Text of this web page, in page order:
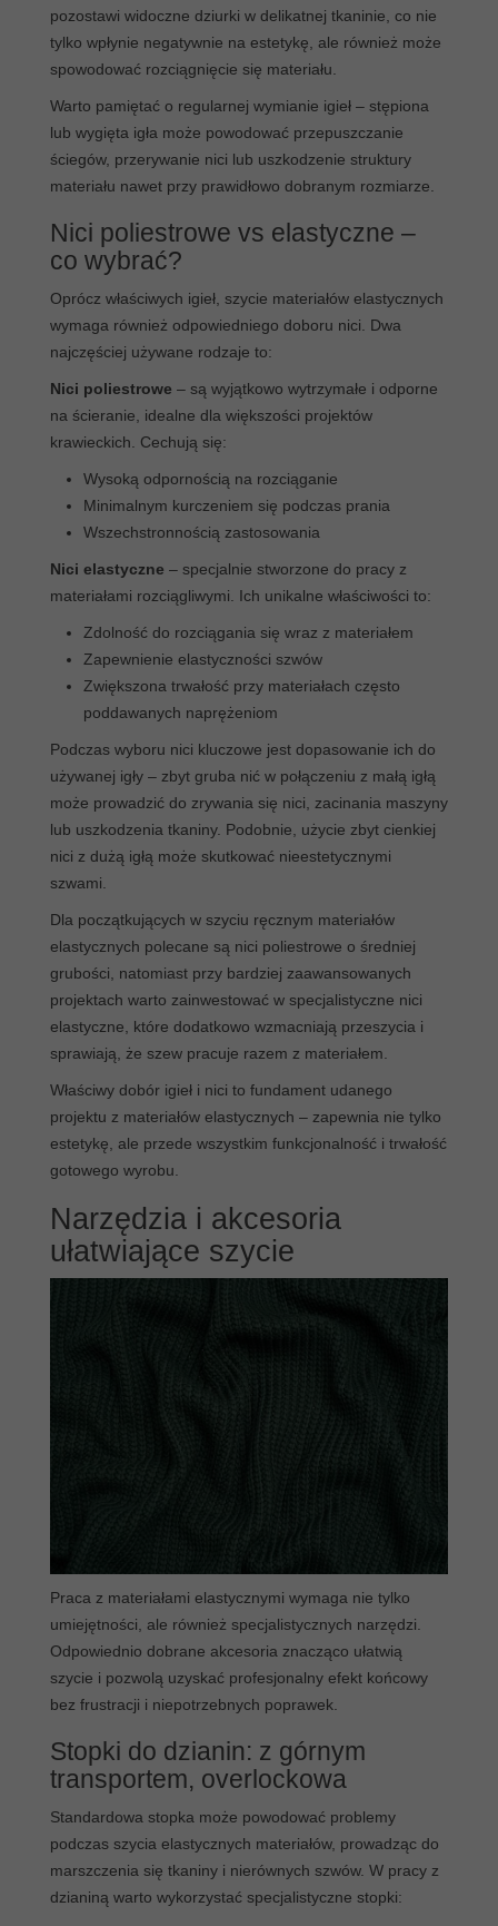
pozostawi widoczne dziurki w delikatnej tkaninie, co nie
tylko wpłynie negatywnie na estetykę, ale również może
spowodować rozciągnięcie się materiału.
Warto pamiętać o regularnej wymianie igieł – stępiona
lub wygięta igła może powodować przepuszczanie
ściegów, przerywanie nici lub uszkodzenie struktury
materiału nawet przy prawidłowo dobranym rozmiarze.
Nici poliestrowe vs elastyczne –
co wybrać?
Oprócz właściwych igieł, szycie materiałów elastycznych
wymaga również odpowiedniego doboru nici. Dwa
najczęściej używane rodzaje to:
Nici poliestrowe – są wyjątkowo wytrzymałe i odporne
na ścieranie, idealne dla większości projektów
krawieckich. Cechują się:
Wysoką odpornością na rozciąganie
Minimalnym kurczeniem się podczas prania
Wszechstronnością zastosowania
Nici elastyczne – specjalnie stworzone do pracy z
materiałami rozciągliwymi. Ich unikalne właściwości to:
Zdolność do rozciągania się wraz z materiałem
Zapewnienie elastyczności szwów
Zwiększona trwałość przy materiałach często
poddawanych naprężeniom
Podczas wyboru nici kluczowe jest dopasowanie ich do
używanej igły – zbyt gruba nić w połączeniu z małą igłą
może prowadzić do zrywania się nici, zacinania maszyny
lub uszkodzenia tkaniny. Podobnie, użycie zbyt cienkiej
nici z dużą igłą może skutkować nieestetycznymi
szwami.
Dla początkujących w szyciu ręcznym materiałów
elastycznych polecane są nici poliestrowe o średniej
grubości, natomiast przy bardziej zaawansowanych
projektach warto zainwestować w specjalistyczne nici
elastyczne, które dodatkowo wzmacniają przeszycia i
sprawiają, że szew pracuje razem z materiałem.
Właściwy dobór igieł i nici to fundament udanego
projektu z materiałów elastycznych – zapewnia nie tylko
estetykę, ale przede wszystkim funkcjonalność i trwałość
gotowego wyrobu.
Narzędzia i akcesoria
ułatwiające szycie
Praca z materiałami elastycznymi wymaga nie tylko
umiejętności, ale również specjalistycznych narzędzi.
Odpowiednio dobrane akcesoria znacząco ułatwią
szycie i pozwolą uzyskać profesjonalny efekt końcowy
bez frustracji i niepotrzebnych poprawek.
Stopki do dzianin: z górnym
transportem, overlockowa
Standardowa stopka może powodować problemy
podczas szycia elastycznych materiałów, prowadząc do
marszczenia się tkaniny i nierównych szwów. W pracy z
dzianiną warto wykorzystać specjalistyczne stopki: